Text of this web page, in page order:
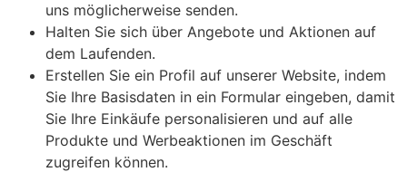
uns möglicherweise senden.
Halten Sie sich über Angebote und Aktionen auf
dem Laufenden.
Erstellen Sie ein Profil auf unserer Website, indem
Sie Ihre Basisdaten in ein Formular eingeben, damit
Sie Ihre Einkäufe personalisieren und auf alle
Produkte und Werbeaktionen im Geschäft
zugreifen können.